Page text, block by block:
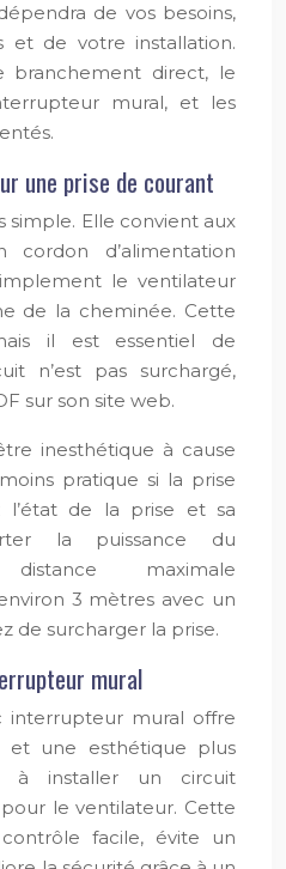
de vos besoins,
et de votre installation.
branchement direct, le
mural, et les
une prise de courant
simple. Elle convient aux
cordon d’alimentation
le ventilateur
de la cheminée. Cette
il est essentiel de
n’est pas surchargé,
sur son site web.
inesthétique à cause
pratique si la prise
l’état de la prise et sa
la puissance du
maximale
3 mètres avec un
de surcharger la prise.
mural
interrupteur mural offre
et une esthétique plus
à installer un circuit
le ventilateur. Cette
facile, évite un